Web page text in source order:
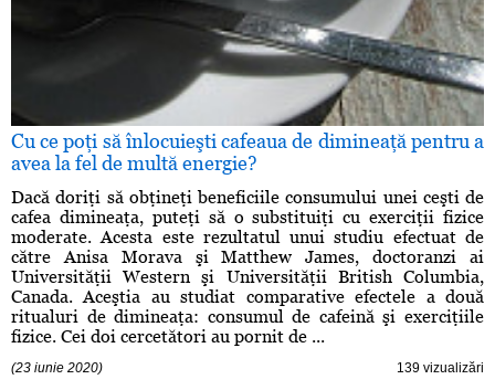
Cu ce poţi să înlocuieşti cafeaua de dimineaţă pentru a
avea la fel de multă energie?
Dacă doriţi să obţineţi beneficiile consumului unei ceşti de
cafea dimineaţa, puteţi să o substituiţi cu exerciţii fizice
moderate. Acesta este rezultatul unui studiu efectuat de
către Anisa Morava şi Matthew James, doctoranzi ai
Universităţii Western şi Universităţii British Columbia,
Canada. Aceştia au studiat comparative efectele a două
ritualuri de dimineaţa: consumul de cafeină şi exerciţiile
fizice. Cei doi cercetători au pornit de ...
(23 iunie 2020) 139 vizualizări